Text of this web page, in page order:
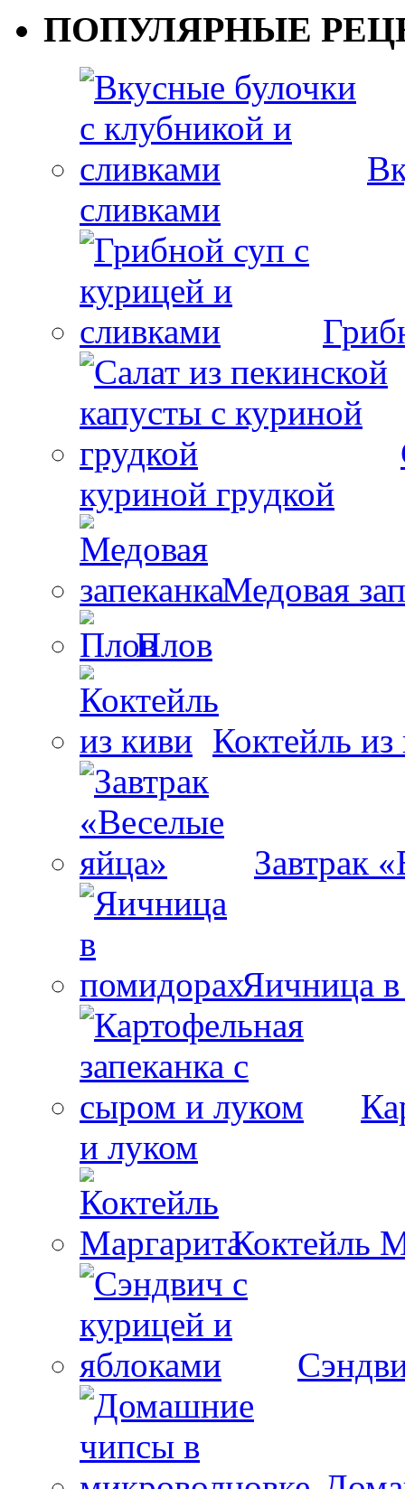
ПОПУЛЯРНЫЕ
сливками
куриной грудкой
Медовая
Плов
Коктейль из
Завтрак
Яичница
и луком
Коктейль